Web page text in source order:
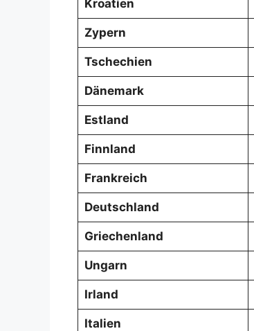
Kroatien
Zypern
Tschechien
Dänemark
Estland
Finnland
Frankreich
Deutschland
Griechenland
Ungarn
Irland
Italien